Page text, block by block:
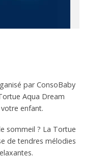
par ConsoBaby
Aqua Dream
enfant.
sommeil ? La Tortue
de tendres mélodies